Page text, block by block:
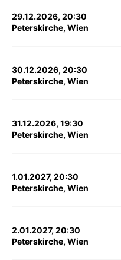
29.12.2026, 20:30
Peterskirche, Wien
30.12.2026, 20:30
Peterskirche, Wien
31.12.2026, 19:30
Peterskirche, Wien
1.01.2027, 20:30
Peterskirche, Wien
2.01.2027, 20:30
Peterskirche, Wien